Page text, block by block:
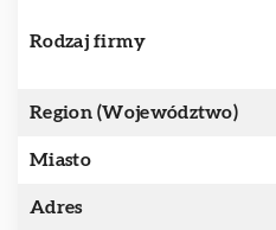
Rodzaj firmy
Region (Województwo)
Miasto
Adres